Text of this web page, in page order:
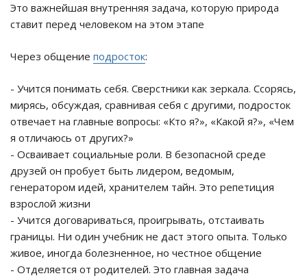
Это важнейшая внутренняя задача, которую природа
ставит перед человеком на этом этапе
Через общение подросток:
- Учится понимать себя. Сверстники как зеркала. Ссорясь,
мирясь, обсуждая, сравнивая себя с другими, подросток
отвечает на главные вопросы: «Кто я?», «Какой я?», «Чем
я отличаюсь от других?»
- Осваивает социальные роли. В безопасной среде
друзей он пробует быть лидером, ведомым,
генератором идей, хранителем тайн. Это репетиция
взрослой жизни
- Учится договариваться, проигрывать, отстаивать
границы. Ни один учебник не даст этого опыта. Только
живое, иногда болезненное, но честное общение
- Отделяется от родителей. Это главная задача